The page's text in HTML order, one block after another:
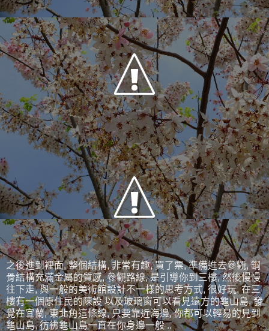
之後進到裡面, 整個結構, 非常有趣, 買了票, 準備進去參觀, 鋼
骨結構充滿金屬的質感, 參觀路線, 是引導你到三樓, 然後慢慢
往下走, 與一般的美術館設計不一樣的思考方式, 很好玩, 在三
樓有一個原住民的陳設 以及玻璃窗可以看見遠方的龜山島, 發
覺在宜蘭, 東北角這條線, 只要靠近海邊, 你都可以輕易的見到
龜山島, 彷彿龜山島一直在你身邊一般 ..